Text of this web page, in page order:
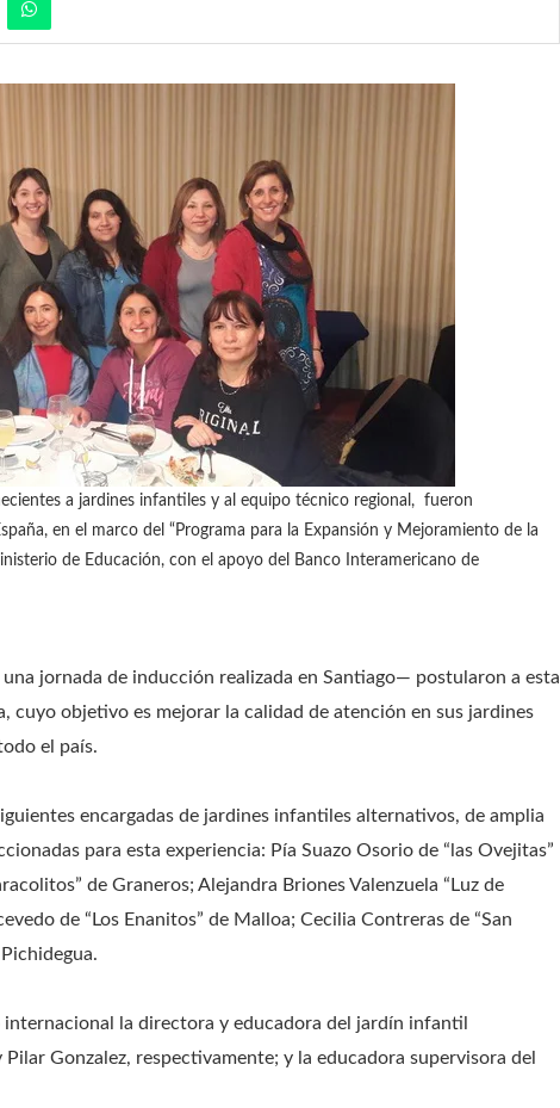
a jardines infantiles y al equipo técnico regional, fueron
en el marco del “Programa para la Expansión y Mejoramiento de la
de Educación, con el apoyo del Banco Interamericano de
jornada de inducción realizada en Santiago— postularon a esta
cuyo objetivo es mejorar la calidad de atención en sus jardines
el país.
encargadas de jardines infantiles alternativos, de amplia
para esta experiencia: Pía Suazo Osorio de “las Ovejitas”
de Graneros; Alejandra Briones Valenzuela “Luz de
de “Los Enanitos” de Malloa; Cecilia Contreras de “San
la directora y educadora del jardín infantil
Gonzalez, respectivamente; y la educadora supervisora del